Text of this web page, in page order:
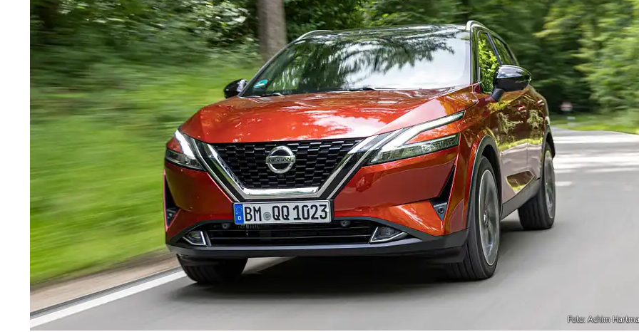
Foto: Achim